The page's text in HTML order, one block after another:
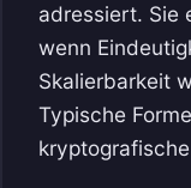
adressiert. Sie
wenn
Skalierbarkeit
Typische